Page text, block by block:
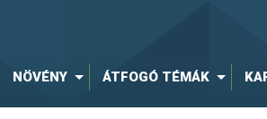
NÖVÉNY ÁTFOGÓ TÉMÁK